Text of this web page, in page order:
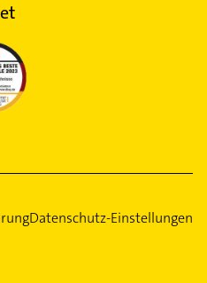
Datenschutz-Einstellungen